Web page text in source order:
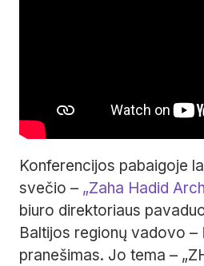
Konferencijos pabaigoje
svečio – „Zaha Hadid
biuro direktoriaus
Baltijos regionų vadovo –
pranešimas. Jo tema –